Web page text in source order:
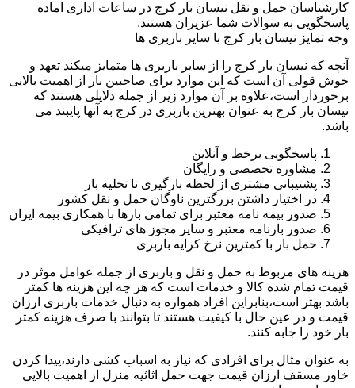
کارشناسان حمل و نقل نیسان بار کرج در ساعات اداری اماده
پاسخگویی به سوالات شما عزیران هستند.
وجه تمایز نیسان بار کرج با سایر باربری ها
آنچه که نیسان بار کرج را از سایر باربری ها متمایز میکند تعهد و
خوش قولی آن است که این موارد برای صاحبین بار از اهمیت بالایی
برخوردار است،علاوه بر آن موارد زیر از جمله دلایلی هستند که
نیسان بار کرج به عنوان بهترین باربری در کرج به آنها پایبند می
باشد.
پاسخگویی برخط و آنلاین
مشاوره تخصصی و رایگان
پشتیبانی مشتری از لحظه بارگیری تا تخلیه بار
در اختیار داشتن بزرگترین ناوگان حمل و نقل کشور
صدور بیمه نامه معتبر برای تمامی بارها با همکاری بیمه ایران
صدور بارنامه معتبر و سایر مجوز های ترافیکی
حمل بار با کمترین نرخ کرایه باربری
هزینه های مربوط به حمل و نقل و باربری از جمله عوامل موثر در
قیمت تمام شده کالا و خدمات است که هر چه این هزینه ها کمتر
باشد بهتر است،بنابراین افراد همواره به دنبال خدمات باربری ارزان
قیمت و در عین حال با کیفیت هستند تا بتوانند با صرف هزینه کمتر
بار خود را جابه کنند.
به عنوان مثال برای افرادی که نیاز به اسباب کشی دارند،پیدا کردن
خاور مسقف ارزان قیمت جهت حمل اثاثیه منزل از اهمیت بالایی